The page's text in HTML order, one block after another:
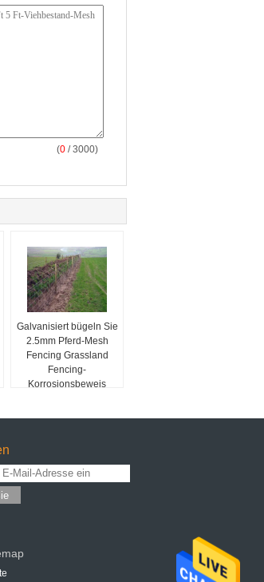
(0 / 3000)
Galvanisiert bügeln Sie
2.5mm Pferd-Mesh
Fencing Grassland
Fencing-
Korrosionsbeweis